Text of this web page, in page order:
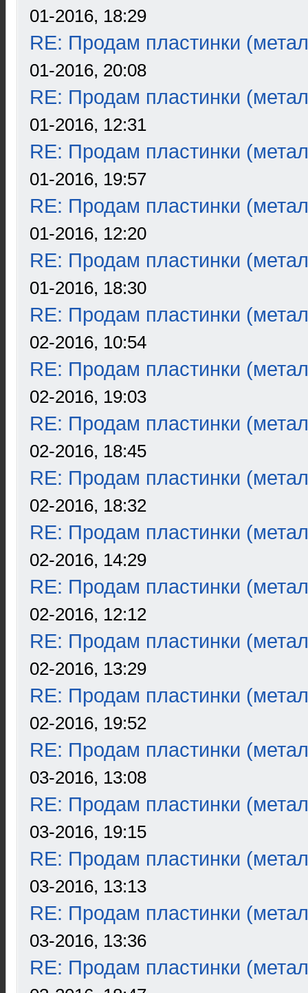
01-2016, 18:29
RE: Продам пластинки
01-2016, 20:08
RE: Продам пластинки
01-2016, 12:31
RE: Продам пластинки
01-2016, 19:57
RE: Продам пластинки
01-2016, 12:20
RE: Продам пластинки
01-2016, 18:30
RE: Продам пластинки
02-2016, 10:54
RE: Продам пластинки
02-2016, 19:03
RE: Продам пластинки
02-2016, 18:45
RE: Продам пластинки
02-2016, 18:32
RE: Продам пластинки
02-2016, 14:29
RE: Продам пластинки
02-2016, 12:12
RE: Продам пластинки
02-2016, 13:29
RE: Продам пластинки
02-2016, 19:52
RE: Продам пластинки
03-2016, 13:08
RE: Продам пластинки
03-2016, 19:15
RE: Продам пластинки
03-2016, 13:13
RE: Продам пластинки
03-2016, 13:36
RE: Продам пластинки